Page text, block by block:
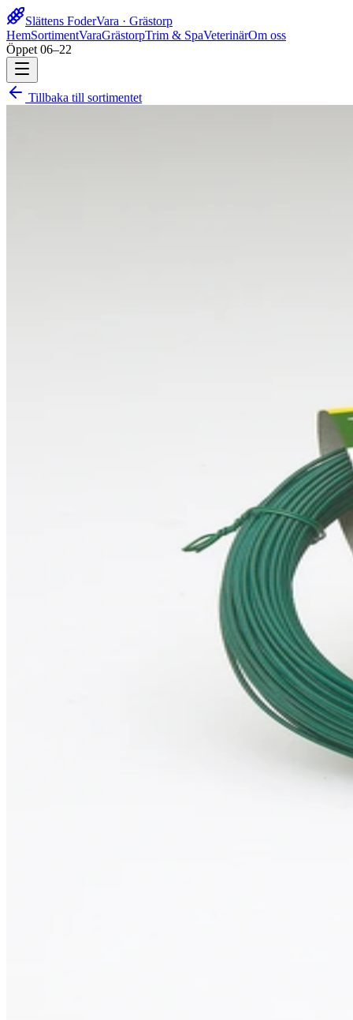
Slättens FoderVara · Grästorp
HemSortimentVaraGrästorpTrim & SpaVeterinärOm oss
Öppet 06–22
Tillbaka till sortimentet